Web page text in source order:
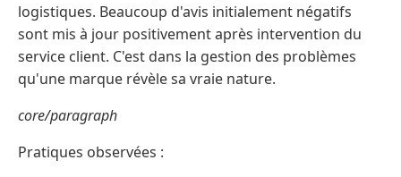
logistiques. Beaucoup d'avis initialement négatifs
sont mis à jour positivement après intervention du
service client. C'est dans la gestion des problèmes
qu'une marque révèle sa vraie nature.
core/paragraph
Pratiques observées :